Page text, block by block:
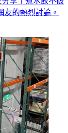
友的熱烈討論。